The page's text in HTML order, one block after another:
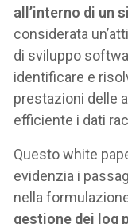
all’interno di un
considerata
di sviluppo
identificare e
prestazioni delle
efficiente i dati
Questo white
evidenzia i
nella
gestione dei log